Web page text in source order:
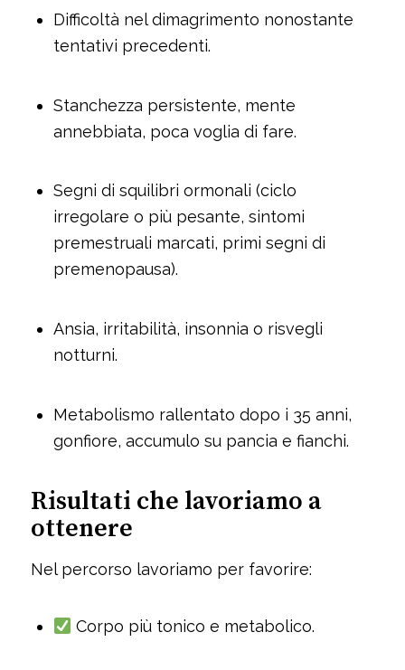
Difficoltà nel dimagrimento nonostante
tentativi precedenti.
Stanchezza persistente, mente
annebbiata, poca voglia di fare.
Segni di squilibri ormonali (ciclo
irregolare o più pesante, sintomi
premestruali marcati, primi segni di
premenopausa).
Ansia, irritabilità, insonnia o risvegli
notturni.
Metabolismo rallentato dopo i 35 anni,
gonfiore, accumulo su pancia e fianchi.
Risultati che lavoriamo a
ottenere
Nel percorso lavoriamo per favorire:
Corpo più tonico e metabolico.